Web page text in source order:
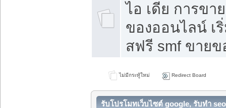
ไอ เดีย การขา
ของออนไลน์ เ
สฟรี smf ขาย
ไม่มีกระทู้ใหม่ Redirect Board
รับโปรโมทเว็บไซต์ google, รับทำ